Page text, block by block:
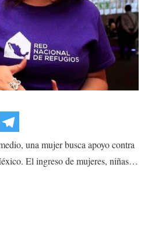
una mujer busca apoyo contra
El ingreso de mujeres, niñas…